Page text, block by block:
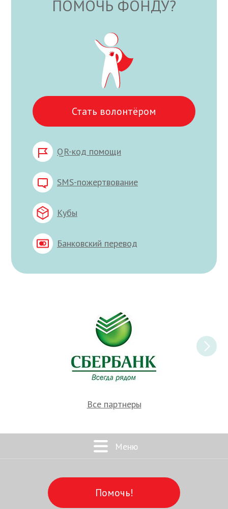
ПОМОЧЬ ФОНДУ?
Стать волонтёром
QR-код помощи
SMS-пожертвование
Кубы
Банковский перевод
Все партнеры
Меню
Помочь!